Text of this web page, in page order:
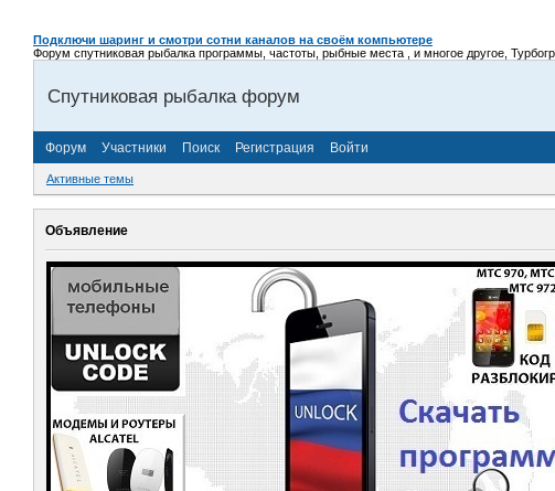
Подключи шаринг и смотри сотни каналов на своём компьютере
Форум спутниковая рыбалка программы, частоты, рыбные места , и многое другое,
Спутниковая рыбалка форум
Форум Участники Поиск Регистрация Войти
Активные темы
Объявление